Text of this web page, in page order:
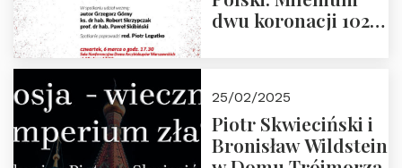
dwu koronacji 1025-
2025 r. godz. 17:30,
DAW ul. Miodowa
17/19
25/02/2025
Piotr Skwieciński i
Bronisław Wildstein